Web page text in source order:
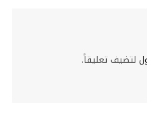
لتضيف تعليقاً.